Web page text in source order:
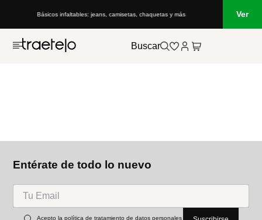
Básicos infaltables: jeans, camisetas, chaquetas y más Ver
Buscar
Entérate de todo lo nuevo
Acepto la política de tratamiento de datos personales